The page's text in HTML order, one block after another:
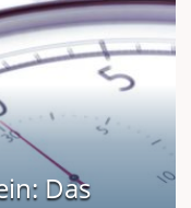
Das